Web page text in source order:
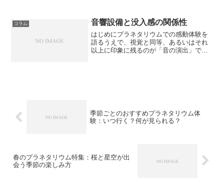
です。本記事では、四季折々のおすすめ
プラネタリウム体験と、訪...
コラム 音響設備と没入感の関係性
はじめにプラネタリウムでの感動体験を
語るうえで、視覚と同等、あるいはそれ
以上に印象に残るのが「音の演出」で
季節ごとのおすすめプラネタリウム体
験：いつ行く？何が見られる？
春のプラネタリウム特集：桜と星空が出
会う季節の楽しみ方